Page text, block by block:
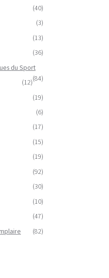
(40)
(3)
(13)
(36)
du Sport
(84)
(12)
(19)
(6)
(17)
(15)
(19)
(92)
(30)
(10)
(47)
(82)